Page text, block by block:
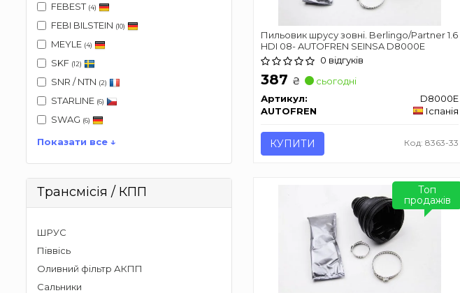
FEBEST (4)
FEBI BILSTEIN (10)
MEYLE (4)
SKF (12)
SNR / NTN (2)
STARLINE (6)
SWAG (6)
Показати все ↓
Трансмісія / КПП
ШРУС
Піввісь
Оливний фільтр АКПП
Сальники
Пильовик шрусу зовні. Berlingo/Partner 1.6
HDI 08- AUTOFREN SEINSA D8000E
0 відгуків
387 ₴
сьогодні
Артикул:
D8000E
AUTOFREN
Іспанія
КУПИТИ Код: 8363-33
Топ
продажів